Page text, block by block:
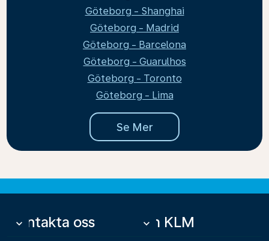
Göteborg - Shanghai
Göteborg - Madrid
Göteborg - Barcelona
Göteborg - Guarulhos
Göteborg - Toronto
Göteborg - Lima
Se Mer
Kontakta oss
keyboard_arrow_down Om KLM
keyboard_arrow_down